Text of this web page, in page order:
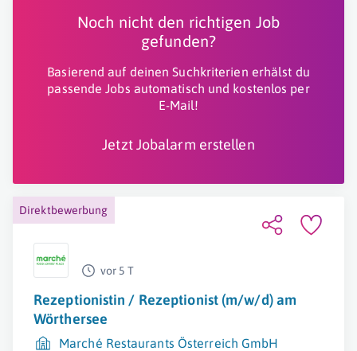
Noch nicht den richtigen Job
gefunden?
Basierend auf deinen Suchkriterien erhälst du
passende Jobs automatisch und kostenlos per
E-Mail!
Jetzt Jobalarm erstellen
Direktbewerbung
vor 5 T
Rezeptionistin / Rezeptionist (m/w/d) am
Wörthersee
Marché Restaurants Österreich GmbH